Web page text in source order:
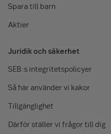
Spara till barn
Aktier
Juridik och säkerhet
SEB:s integritetspolicyer
Så här använder vi kakor
Tillgänglighet
Därför ställer vi frågor till dig